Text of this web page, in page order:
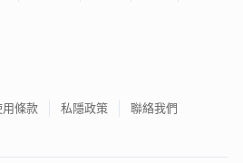
用條款 私隱政策 聯絡我們